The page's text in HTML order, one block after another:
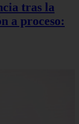
tras la
a proceso: